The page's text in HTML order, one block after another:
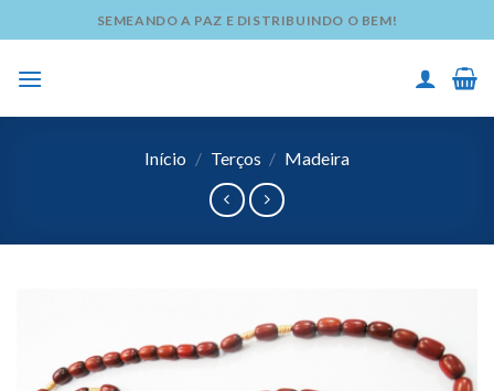
to
content
SEMEANDO A PAZ E DISTRIBUINDO O BEM!
Início / Terços / Madeira